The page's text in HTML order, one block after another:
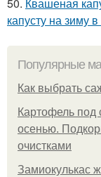
50. Квашеная
капусту на зиму
Популярные
Как выбрать
Картофель под
осенью.
очистками
Замиокулькас